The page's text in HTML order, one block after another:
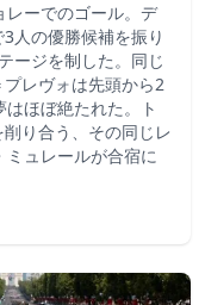
ーでのゴール。デ
人の優勝候補を振り
ージを制した。同じ
レヴォは先頭から2
ほぼ絶たれた。ト
り合う、その同じレ
ュレールが合宿に